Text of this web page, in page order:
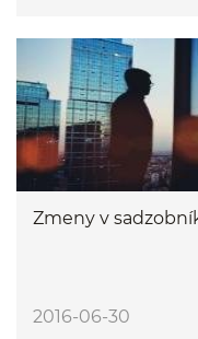
Zmeny v
2016-06-30